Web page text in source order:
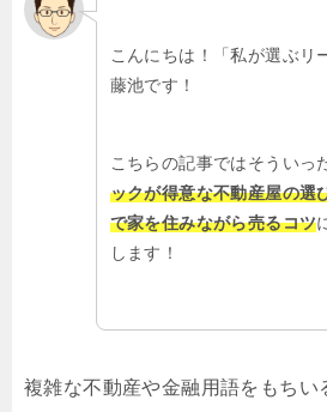
こんにちは！「私が選ぶリ
藤池です！
こちらの記事ではそういっ
ックが得意な不動産屋の選
で家を住みながら売るコツ
します！
複雑な不動産や金融用語をもちい